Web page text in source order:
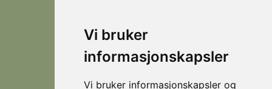
Vi bruker
informasjonskapsler
Vi bruker informasjonskapsler og
destination
that
offers
Locations
Fjellsætra
Stranda
Horn Media